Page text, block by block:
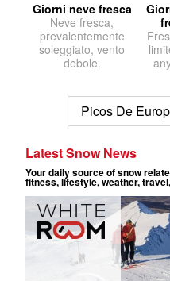
Giorni neve fresca
Neve fresca,
prevalentemente
soleggiato, vento
debole.
Picos De